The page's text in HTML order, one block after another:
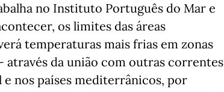
no Instituto Português do Mar e
os limites das áreas
temperaturas mais frias em zonas
através da união com outras correntes
nos países mediterrânicos, por